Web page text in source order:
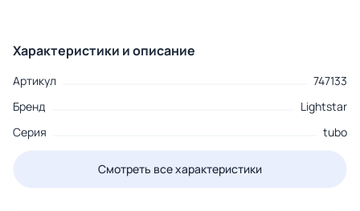
Характеристики и описание
Артикул
747133
Бренд
Lightstar
Серия
tubo
Смотреть все характеристики